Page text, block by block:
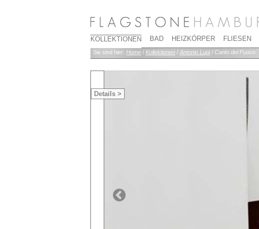
KOLLEKTIONEN BAD HEIZKÖRPER FLIESEN
Sie sind hier: Home / Kollektionen / Antonio Lupi / Canto del Fuoco
Details >